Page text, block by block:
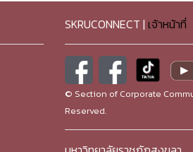
SKRUCONNECT | เจ้าหน้าที่
© Section of Corporate
Reserved.